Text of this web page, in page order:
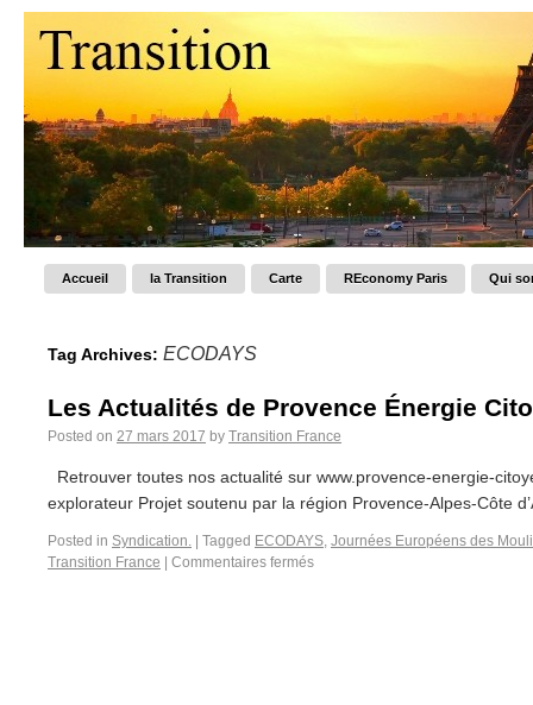
Accueil la Transition Carte REconomy Paris Qui
Tag Archives: ECODAYS
Les Actualités de Provence Énergie
Posted on 27 mars 2017 by Transition France
Retrouver toutes nos actualité sur www.provence-energie-
explorateur Projet soutenu par la région Provence-Alpes-Côte
Posted in Syndication. Tagged ECODAYS, Journées Européens des
Transition France
Commentaires fermés